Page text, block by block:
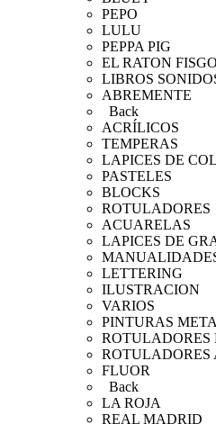
PEPO
LULU
PEPPA PIG
EL RATON
LIBROS
ABREMENTE
Back
ACRÍLICOS
TEMPERAS
LAPICES DE
PASTELES
BLOCKS
ROTULADORES
ACUARELAS
LAPICES DE
LETTERING
ILUSTRACION
VARIOS
PINTURAS
ROTULADORES
ROTULADORES
FLUOR
Back
LA ROJA
REAL MADRID